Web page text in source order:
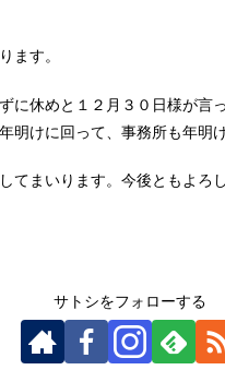
ます。
に休めと１２月３０日様が
けに回って、事務所も年明
まいります。今後ともよろ
サトシをフォローする